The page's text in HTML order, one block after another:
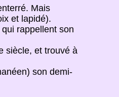
Mais
et lapidé).
rappellent son
siècle, et trouvé à
son demi-